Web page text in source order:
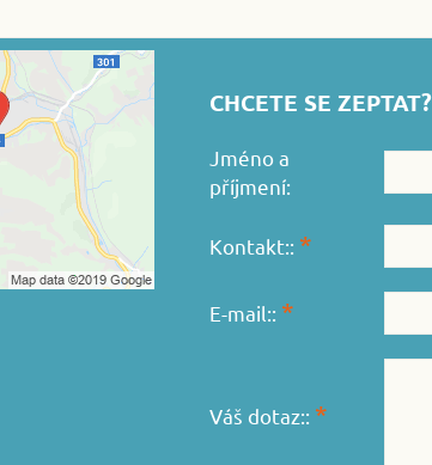
CHCETE SE ZEPTAT?
Jméno a
příjmení:
Kontakt:: *
E-mail:: *
Váš dotaz:: *